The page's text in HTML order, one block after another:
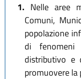
1. Nelle aree
Comuni,
popolazione
di
distributivo e
promuovere la